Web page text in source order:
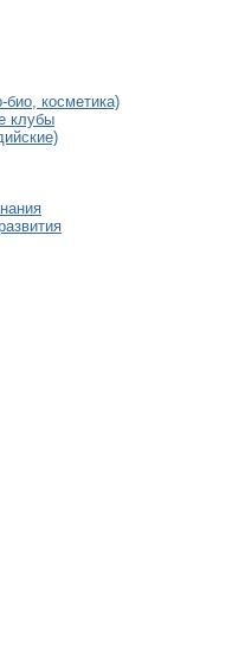
био, косметика)
клубы